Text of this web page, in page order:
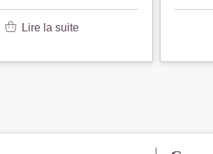
Lire la suite